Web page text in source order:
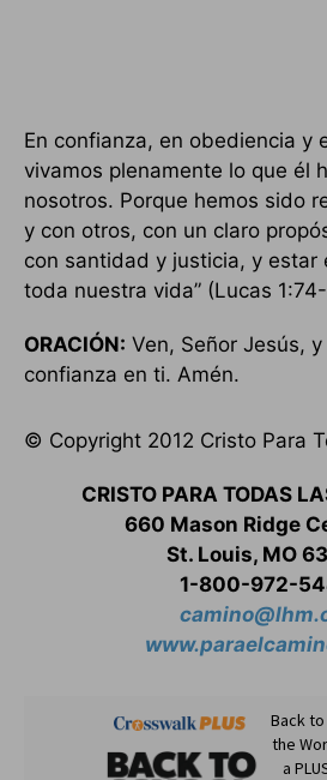
En confianza, en obediencia y
vivamos plenamente lo que él
nosotros. Porque hemos sido
y con otros, con un claro
con santidad y justicia, y estar
toda nuestra vida” (Lucas
ORACIÓN: Ven, Señor Jesús,
confianza en ti. Amén.
© Copyright 2012 Cristo Para
CRISTO PARA TODAS
660 Mason Ridge
St. Louis, MO
1-800-972-